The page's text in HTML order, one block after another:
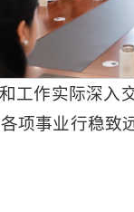
工作实际深
项事业行稳